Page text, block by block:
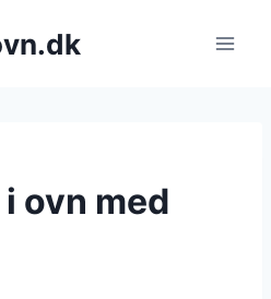
ovn med